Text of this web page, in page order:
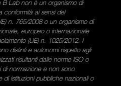
B Lab non è un organismo di
conformità ai sensi del
n. 765/2008 o un organismo di
europeo o internazionale
(UE) n. 1025/2012. I
distinti e autonomi rispetto agli
risultanti dalle norme ISO o
di normazione e non sono
di istituzioni pubbliche nazionali o